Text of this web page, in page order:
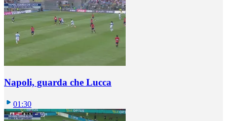
Napoli, guarda che Lucca
01:30